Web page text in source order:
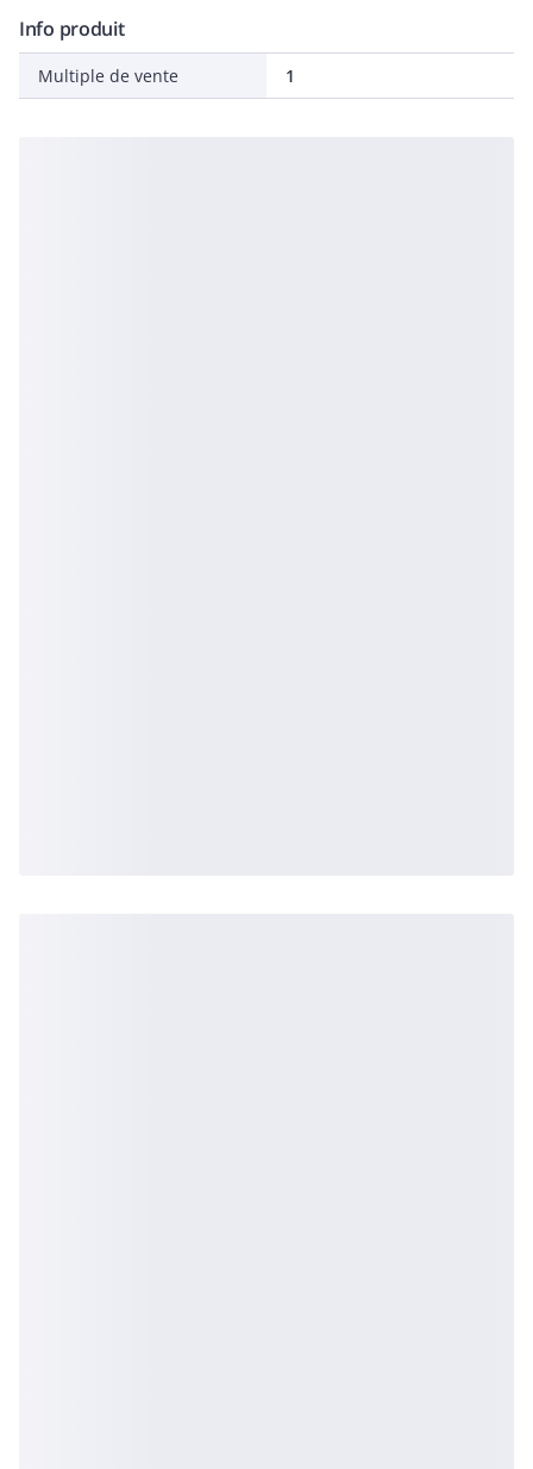
Info produit
Multiple de vente 1